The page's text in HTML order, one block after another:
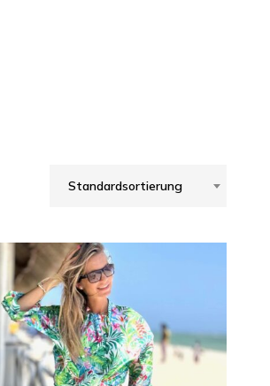
Standardsortierung